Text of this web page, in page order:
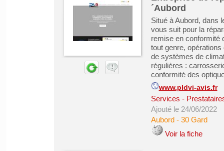
´Aubord
Situé à Aubord, dans
vous suit pour la
remise en conformité
tout genre,
de systèmes de
régulières :
conformité des
www.pldvi-avis.fr
Services -
Ajouté le 24/06/2022
Aubord- 30 Gard
Voir la fiche